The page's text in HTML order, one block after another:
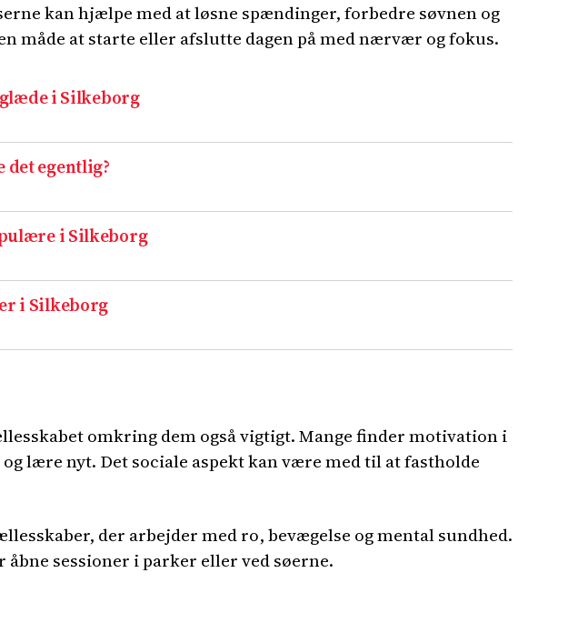
kan hjælpe med at løsne spændinger, forbedre søvnen og
måde at starte eller afslutte dagen på med nærvær og fokus.
i Silkeborg
det egentlig?
i Silkeborg
i Silkeborg
omkring dem også vigtigt. Mange finder motivation i
lære nyt. Det sociale aspekt kan være med til at fastholde
der arbejder med ro, bevægelse og mental sundhed.
sessioner i parker eller ved søerne.